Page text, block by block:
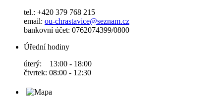
tel.: +420 379 768 215
email: ou-chrastavice@seznam.cz
bankovní účet: 0762074399/0800
Úřední hodiny
úterý: 13:00 - 18:00
čtvrtek: 08:00 - 12:30